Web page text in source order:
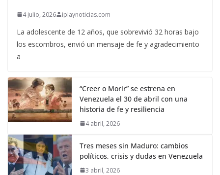
4 julio, 2026 iplaynoticias.com
La adolescente de 12 años, que sobrevivió 32 horas bajo
los escombros, envió un mensaje de fe y agradecimiento
a
“Creer o Morir” se estrena en
Venezuela el 30 de abril con una
historia de fe y resiliencia
4 abril, 2026
Tres meses sin Maduro: cambios
políticos, crisis y dudas en Venezuela
3 abril, 2026